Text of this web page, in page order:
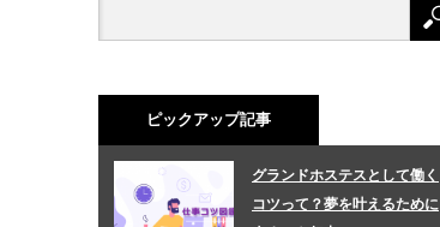
ピックアップ記事
グランドホステスとして働く
コツって？夢を叶えるために